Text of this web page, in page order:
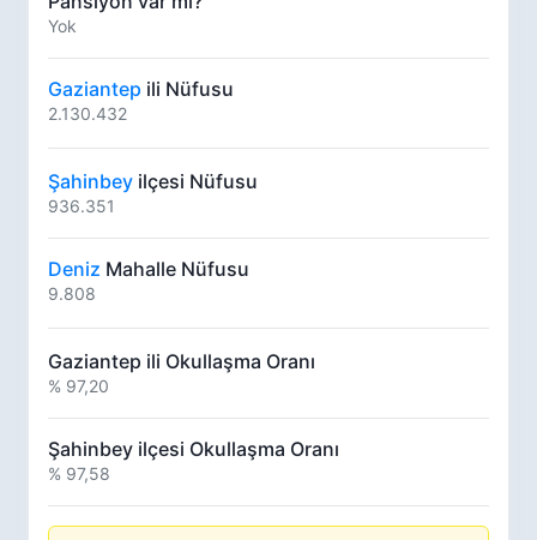
Yok
Gaziantep ili Nüfusu
2.130.432
Şahinbey ilçesi Nüfusu
936.351
Deniz Mahalle Nüfusu
9.808
Gaziantep ili Okullaşma Oranı
% 97,20
Şahinbey ilçesi Okullaşma Oranı
% 97,58